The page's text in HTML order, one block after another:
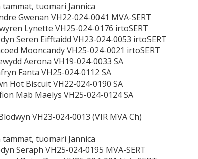
tuomari Jannica
Gwenan VH22-024-0041 MVA-SERT
Lynette VH25-024-0176 irtoSERT
Seren Eifftaidd VH23-024-0053 irtoSERT
Mooncandy VH25-024-0021 irtoSERT
Aerona VH19-024-0033 SA
Fanta VH25-024-0112 SA
Hot Biscuit VH22-024-0190 SA
Mab Maelys VH25-024-0124 SA
VH23-024-0013 (VIR MVA Ch)
tuomari Jannica
Seraph VH25-024-0195 MVA-SERT